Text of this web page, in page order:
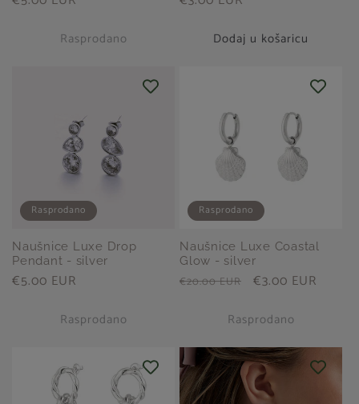
Rasprodano Dodaj u košaricu
Rasprodano
Naušnice Luxe Drop
Pendant - silver
Redovna
€5.00 EUR
Rasprodano
Rasprodano
Naušnice Luxe Coastal
Glow - silver
Redovna
€20.00 EUR
Prodajna
€3.00 EUR
Rasprodano